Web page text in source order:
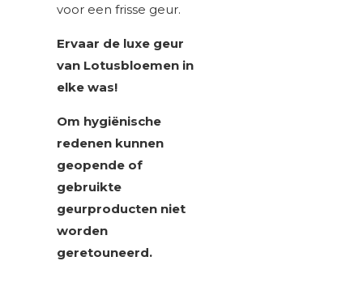
voor een frisse geur.
Ervaar de luxe geur
van Lotusbloemen in
elke was!
Om hygiënische
redenen kunnen
geopende of
gebruikte
geurproducten niet
worden
geretouneerd.